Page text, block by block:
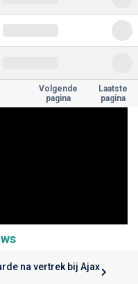
Volgende
pagina
Laatste
pagina
na vertrek bij Ajax